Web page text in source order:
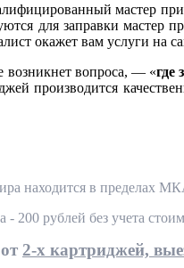
мастер
для заправки мастер
окажет вам услуги на
возникнет вопроса, — «где
производится
находится в пределах
- 200 рублей без учета
2-х картриджей,